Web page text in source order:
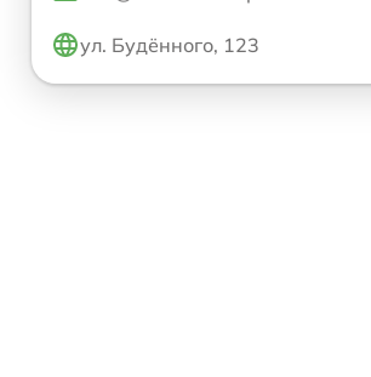
ул. Будённого, 123